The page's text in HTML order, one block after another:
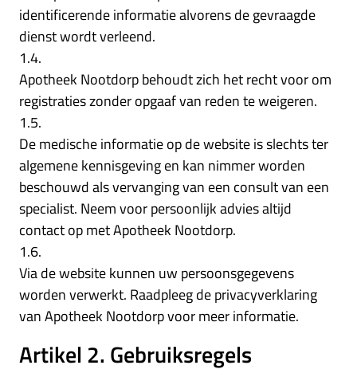
identificerende informatie alvorens de gevraagde
dienst wordt verleend.
1.4.
Apotheek Nootdorp behoudt zich het recht voor om
registraties zonder opgaaf van reden te weigeren.
1.5.
De medische informatie op de website is slechts ter
algemene kennisgeving en kan nimmer worden
beschouwd als vervanging van een consult van een
specialist. Neem voor persoonlijk advies altijd
contact op met Apotheek Nootdorp.
1.6.
Via de website kunnen uw persoonsgegevens
worden verwerkt. Raadpleeg de privacyverklaring
van Apotheek Nootdorp voor meer informatie.
Artikel 2. Gebruiksregels